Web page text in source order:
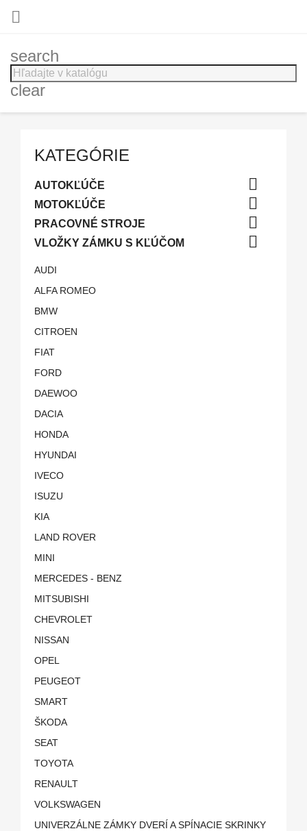

search
clear
KATEGÓRIE
AUTOKĽÚČE 
MOTOKĽÚČE 
PRACOVNÉ STROJE 
VLOŽKY ZÁMKU S KĽÚČOM 
AUDI
ALFA ROMEO
BMW
CITROEN
FIAT
FORD
DAEWOO
DACIA
HONDA
HYUNDAI
IVECO
ISUZU
KIA
LAND ROVER
MINI
MERCEDES - BENZ
MITSUBISHI
CHEVROLET
NISSAN
OPEL
PEUGEOT
SMART
ŠKODA
SEAT
TOYOTA
RENAULT
VOLKSWAGEN
UNIVERZÁLNE ZÁMKY DVERÍ A SPÍNACIE SKRINKY